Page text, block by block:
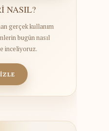
NASIL?
gerçek kullanım
bugün nasıl
inceliyoruz.